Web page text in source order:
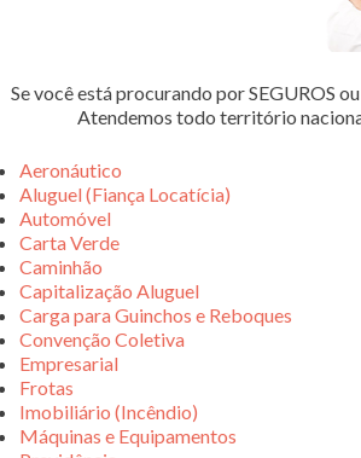
Se você está procurando por SEGUROS
Atendemos todo território
Aeronáutico
Aluguel (Fiança Locatícia)
Automóvel
Carta Verde
Caminhão
Capitalização Aluguel
Carga para Guinchos e Reboques
Convenção Coletiva
Empresarial
Frotas
Imobiliário (Incêndio)
Máquinas e Equipamentos